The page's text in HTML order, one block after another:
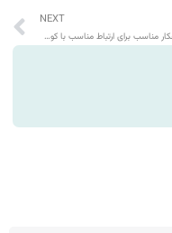
NEXT
شش راهکار مناسب برای ارتباط مناسب با کودک اوتیسم